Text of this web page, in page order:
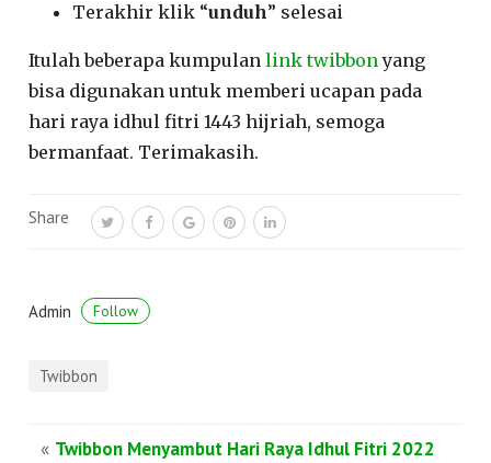
Terakhir klik “unduh” selesai
Itulah beberapa kumpulanlink twibbonyang
bisa digunakan untuk memberi ucapan pada
hari raya idhul fitri 1443 hijriah, semoga
bermanfaat. Terimakasih.
Share
Admin Follow
Twibbon
« Twibbon Menyambut Hari Raya Idhul Fitri 2022